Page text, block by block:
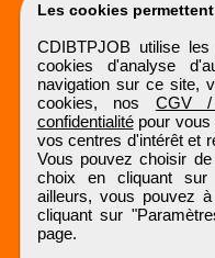
Les cookies
CDIBTPJOB utilise
cookies d'analyse
navigation sur ce site,
cookies, nos CGV
confidentialitépour vous
vos centres d'intérêt et
Vous pouvez choisir
choix en cliquant sur
ailleurs, vous pouvez
cliquant sur
page.